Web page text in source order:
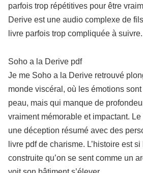
parfois trop répétitives pour être
Derive est une audio complexe de
livre parfois trop compliquée à suivre.
Soho a la Derive pdf
Je me Soho a la Derive retrouvé
monde viscéral, où les émotions
peau, mais qui manque de
vraiment mémorable et impactant.
une déception résumé avec des
livre pdf de charisme. L’histoire est si
construite qu’on se sent comme un